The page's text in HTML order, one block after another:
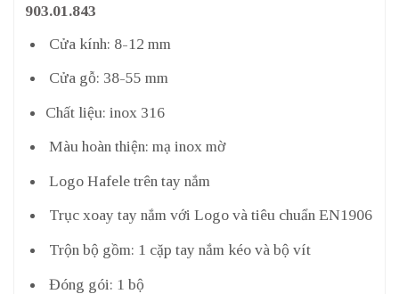
903.01.843
Cửa kính: 8-12 mm
Cửa gỗ: 38-55 mm
Chất liệu: inox 316
Màu hoàn thiện: mạ inox mờ
Logo Hafele trên tay nắm
Trục xoay tay nắm với Logo và tiêu chuẩn EN1906
Trộn bộ gồm: 1 cặp tay nắm kéo và bộ vít
Đóng gói: 1 bộ